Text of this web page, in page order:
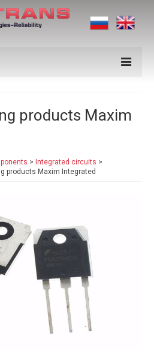
products Maxim
> Integrated circuits >
products Maxim Integrated